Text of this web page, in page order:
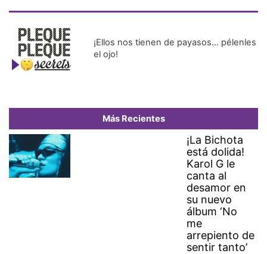
¡Ellos nos tienen de payasos… pélenles
el ojo!
Más Recientes
¡La Bichota
está dolida!
Karol G le
canta al
desamor en
su nuevo
álbum ‘No
me
arrepiento de
sentir tanto’